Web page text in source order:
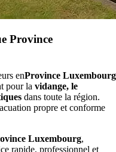
Province
enProvince Luxembourg
pour la vidange, le
dans toute la région.
propre et conforme
Luxembourg,
rapide, professionnel et